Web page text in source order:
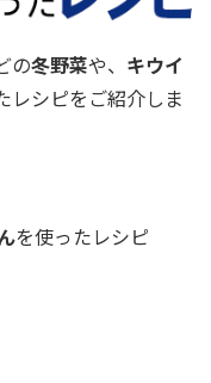
の冬野菜や、 キウイ
レシピをご紹介しま
を使ったレシピ